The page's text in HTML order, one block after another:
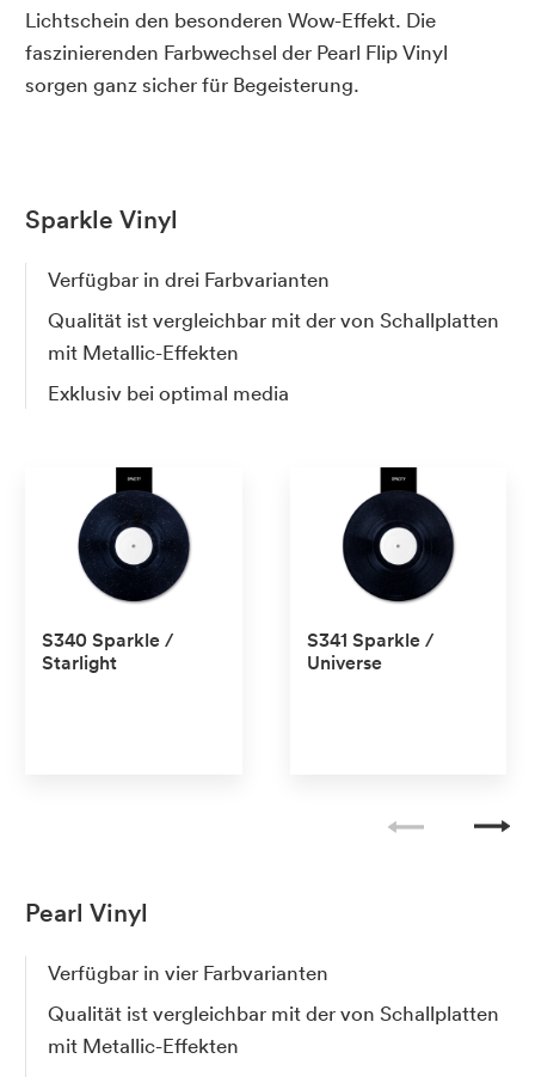
Lichtschein den besonderen Wow-Effekt. Die
faszinierenden Farbwechsel der Pearl Flip Vinyl
sorgen ganz sicher für Begeisterung.
Sparkle Vinyl
Verfügbar in drei Farbvarianten
Qualität ist vergleichbar mit der von Schallplatten
mit Metallic-Effekten
Exklusiv bei optimal media
S340 Sparkle /
Starlight
S341 Sparkle /
Universe
Pearl Vinyl
Verfügbar in vier Farbvarianten
Qualität ist vergleichbar mit der von Schallplatten
mit Metallic-Effekten